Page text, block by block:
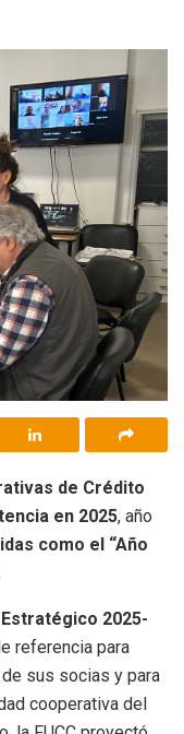
de Crédito
en 2025, año
como el “Año
2025-
referencia para
sus socias y para
cooperativa del